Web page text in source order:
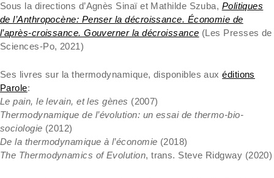
Sous la directions d’Agnès Sinaï et Mathilde Szuba, Politiques
de l’Anthropocène: Penser la décroissance. Économie de
l’après-croissance. Gouverner la décroissance (Les Presses de
Sciences-Po, 2021)
Ses livres sur la thermodynamique, disponibles auxéditions
Parole:
Le pain, le levain, et les gènes (2007)
Thermodynamique de l’évolution: un essai de thermo-bio-
sociologie (2012)
De la thermodynamique à l’économie (2018)
The Thermodynamics of Evolution, trans. Steve Ridgway (2020)